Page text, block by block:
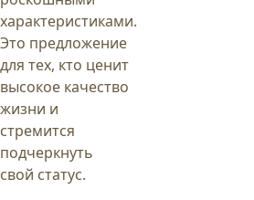
характеристиками.
Это предложение
для тех, кто ценит
высокое качество
жизни и
стремится
подчеркнуть
свой статус.